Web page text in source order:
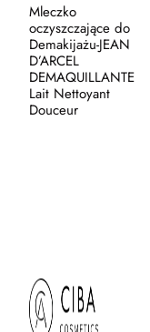
Mleczko
oczyszczające do
Demakijażu-JEAN
D’ARCEL
DEMAQUILLANTE
Lait Nettoyant
Douceur